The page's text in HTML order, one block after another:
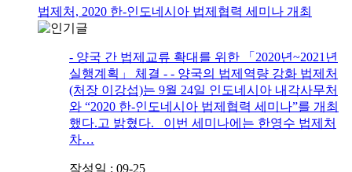
법제처, 2020 한-인도네시아 법제협력 세미나 개최
- 양국 간 법제교류 확대를 위한 「2020년~2021년
실행계획」 체결 - - 양국의 법제역량 강화 법제처
(처장 이강섭)는 9월 24일 인도네시아 내각사무처
와 “2020 한-인도네시아 법제협력 세미나”를 개최
했다.고 밝혔다. 이번 세미나에는 한영수 법제처
차…
작성일 : 09-25